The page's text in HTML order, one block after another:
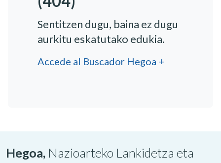
Sentitzen dugu, baina ez dugu
aurkitu eskatutako edukia.
Accede al Buscador Hegoa +
Hegoa, Nazioarteko Lankidetza eta